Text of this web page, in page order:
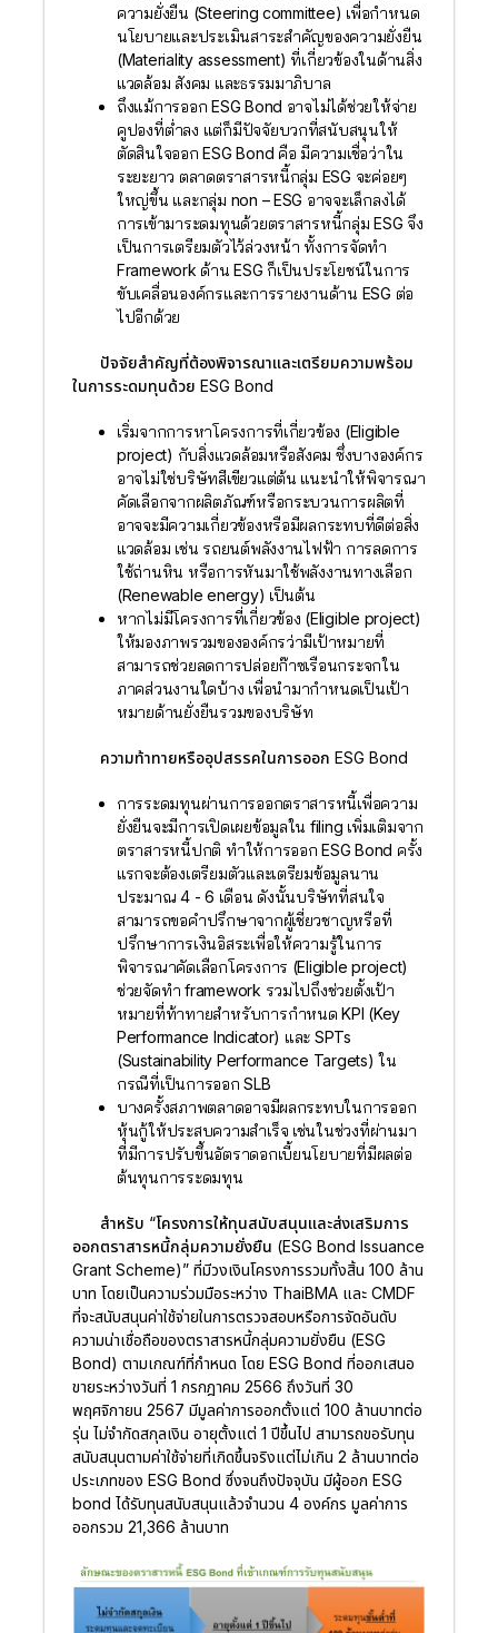
ความยั่งยืน (Steering committee) เพื่อกำหนด
นโยบายและประเมินสาระสำคัญของความยั่งยืน
(Materiality assessment) ที่เกี่ยวข้องในด้านสิ่ง
แวดล้อม สังคม และธรรมมาภิบาล
ถึงแม้การออก ESG Bond อาจไม่ได้ช่วยให้จ่าย
คูปองที่ต่ำลง แต่ก็มีปัจจัยบวกที่สนับสนุนให้
ตัดสินใจออก ESG Bond คือ มีความเชื่อว่าใน
ระยะยาว ตลาดตราสารหนี้กลุ่ม ESG จะค่อยๆ
ใหญ่ขึ้น และกลุ่ม non – ESG อาจจะเล็กลงได้
การเข้ามาระดมทุนด้วยตราสารหนี้กลุ่ม ESG จึง
เป็นการเตรียมตัวไว้ล่วงหน้า ทั้งการจัดทำ
Framework ด้าน ESG ก็เป็นประโยชน์ในการ
ขับเคลื่อนองค์กรและการรายงานด้าน ESG ต่อ
ไปอีกด้วย
ปัจจัยสำคัญที่ต้องพิจารณาและเตรียมความพร้อม
ในการระดมทุนด้วย ESG Bond
เริ่มจากการหาโครงการที่เกี่ยวข้อง (Eligible
project) กับสิ่งแวดล้อมหรือสังคม ซึ่งบางองค์กร
อาจไม่ใช่บริษัทสีเขียวแต่ต้น แนะนำให้พิจารณา
คัดเลือกจากผลิตภัณฑ์หรือกระบวนการผลิตที่
อาจจะมีความเกี่ยวข้องหรือมีผลกระทบที่ดีต่อสิ่ง
แวดล้อม เช่น รถยนต์พลังงานไฟฟ้า การลดการ
ใช้ถ่านหิน หรือการหันมาใช้พลังงานทางเลือก
(Renewable energy) เป็นต้น
หากไม่มีโครงการที่เกี่ยวข้อง (Eligible project)
ให้มองภาพรวมขององค์กรว่ามีเป้าหมายที่
สามารถช่วยลดการปล่อยก๊าซเรือนกระจกใน
ภาคส่วนงานใดบ้าง เพื่อนำมากำหนดเป็นเป้า
หมายด้านยั่งยืนรวมของบริษัท
ความท้าทายหรืออุปสรรคในการออก ESG Bond
การระดมทุนผ่านการออกตราสารหนี้เพื่อความ
ยั่งยืนจะมีการเปิดเผยข้อมูลใน filing เพิ่มเติมจาก
ตราสารหนี้ปกติ ทำให้การออก ESG Bond ครั้ง
แรกจะต้องเตรียมตัวและเตรียมข้อมูลนาน
ประมาณ 4 - 6 เดือน ดังนั้นบริษัทที่สนใจ
สามารถขอคำปรึกษาจากผู้เชี่ยวชาญหรือที่
ปรึกษาการเงินอิสระเพื่อให้ความรู้ในการ
พิจารณาคัดเลือกโครงการ (Eligible project)
ช่วยจัดทำ framework รวมไปถึงช่วยตั้งเป้า
หมายที่ท้าทายสำหรับการกำหนด KPI (Key
Performance Indicator) และ SPTs
(Sustainability Performance Targets) ใน
กรณีที่เป็นการออก SLB
บางครั้งสภาพตลาดอาจมีผลกระทบในการออก
หุ้นกู้ให้ประสบความสำเร็จ เช่นในช่วงที่ผ่านมา
ที่มีการปรับขึ้นอัตราดอกเบี้ยนโยบายที่มีผลต่อ
ต้นทุนการระดมทุน
สำหรับ “โครงการให้ทุนสนับสนุนและส่งเสริมการ
ออกตราสารหนี้กลุ่มความยั่งยืน (ESG Bond Issuance
Grant Scheme)” ที่มีวงเงินโครงการรวมทั้งสิ้น 100 ล้าน
บาท โดยเป็นความร่วมมือระหว่าง ThaiBMA และ CMDF
ที่จะสนับสนุนค่าใช้จ่ายในการตรวจสอบหรือการจัดอันดับ
ความน่าเชื่อถือของตราสารหนี้กลุ่มความยั่งยืน (ESG
Bond) ตามเกณฑ์ที่กำหนด โดย ESG Bond ที่ออกเสนอ
ขายระหว่างวันที่ 1 กรกฎาคม 2566 ถึงวันที่ 30
พฤศจิกายน 2567 มีมูลค่าการออกตั้งแต่ 100 ล้านบาทต่อ
รุ่น ไม่จำกัดสกุลเงิน อายุตั้งแต่ 1 ปีขึ้นไป สามารถขอรับทุน
สนับสนุนตามค่าใช้จ่ายที่เกิดขึ้นจริงแต่ไม่เกิน 2 ล้านบาทต่อ
ประเภทของ ESG Bond ซึ่งจนถึงปัจจุบัน มีผู้ออก ESG
bond ได้รับทุนสนับสนุนแล้วจำนวน 4 องค์กร มูลค่าการ
ออกรวม 21,366 ล้านบาท